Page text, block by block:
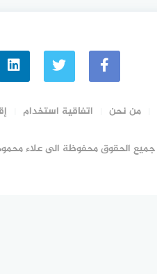
من نحن اتفاقية استخدام
جميع الحقوق محفوظة الى علاء